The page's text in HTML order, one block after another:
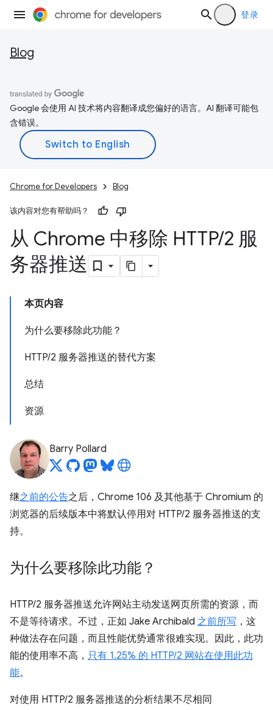
登录
Blog
Google 会使用 AI 技术将内容翻译成您偏好的语言。AI 翻译可能包
含错误。
Chrome for Developers Blog
该内容对您有帮助吗？
从 Chrome 中移除 HTTP/2 服
务器推送
本页内容
为什么要移除此功能？
HTTP/2 服务器推送的替代方案
总结
资源
Barry Pollard
继之前的公告之后，Chrome 106 及其他基于 Chromium 的
浏览器的后续版本中将默认停用对 HTTP/2 服务器推送的支
持。
为什么要移除此功能？
HTTP/2 服务器推送允许网站主动发送网页所需的资源，而
不是等待请求。不过，正如 Jake Archibald 之前所写 ，这
种做法存在问题，而且性能优势通常很难实现。因此，此功
能的使用率不高， 只有 1.25% 的 HTTP/2 网站在使用此功
能。
对使用 HTTP/2 服务器推送的分析结果不尽相同